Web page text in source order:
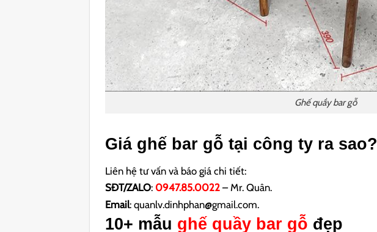
Ghế quầy bar gỗ
Giá ghế bar gỗ tại công ty ra sao?
Liên hệ tư vấn và báo giá chi tiết:
SĐT/ZALO: 0947.85.0022 – Mr. Quân.
Email: quanlv.dinhphan@gmail.com.
10+ mẫu ghế quầy bar gỗ đẹp